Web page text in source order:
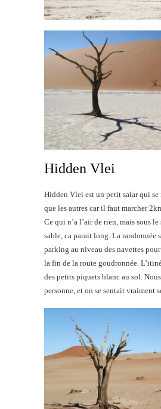
Hidden Vlei
Hidden Vlei est un petit salar qui se
que les autres car il faut marcher
Ce qui n’a l’air de rien, mais sous
sable, ca parait long. La randonnée
parking au niveau des navettes
la fin de la route goudronnée.
des petits piquets blanc au sol.
personne, et on se sentait vraiment